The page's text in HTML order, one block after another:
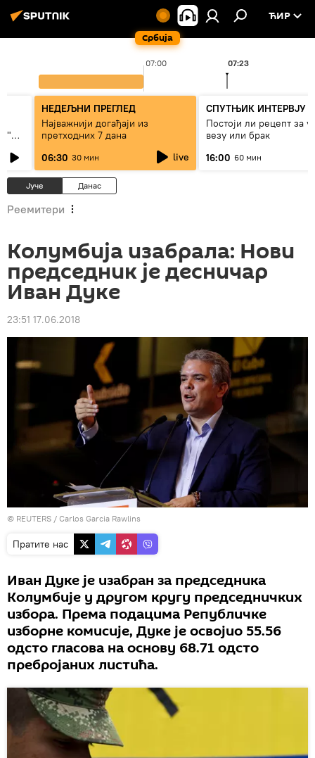
Србија
ЋИР
07:00 07:23
НЕДЕЉНИ ПРЕГЛЕД
Најважнији догађаји из
претходних 7 дана
06:30 30 мин live
СПУТЊИК ИНТЕРВЈУ
Постоји ли рецепт за
везу или брак
16:00 60 мин
Јуче Данас
Реемитери
Колумбија изабрала: Нови
председник је десничар
Иван Дуке
23:51 17.06.2018
© REUTERS / Carlos Garcia Rawlins
Пратите нас
Иван Дуке је изабран за председника
Колумбије у другом кругу председничких
избора. Према подацима Републичке
изборне комисије, Дуке је освојио 55.56
одсто гласова на основу 68.71 одсто
пребројаних листића.